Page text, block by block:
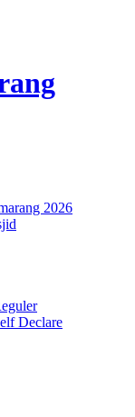
2026
Declare